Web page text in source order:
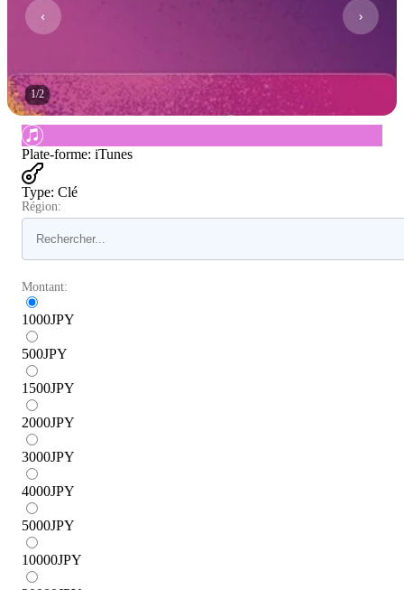
1/2
Plate-forme: iTunes
Type: Clé
Région:
Montant:
1000JPY
500JPY
1500JPY
2000JPY
3000JPY
4000JPY
5000JPY
10000JPY